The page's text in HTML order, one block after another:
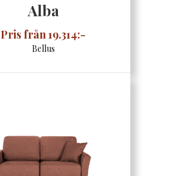
Alba
Pris från 19.314:-
Bellus